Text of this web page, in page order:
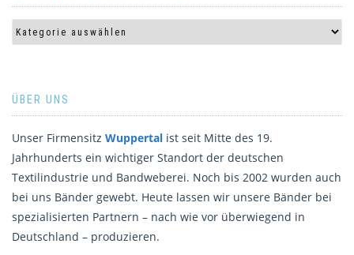
ÜBER UNS
Unser Firmensitz Wuppertal ist seit Mitte des 19.
Jahrhunderts ein wichtiger Standort der deutschen
Textilindustrie und Bandweberei. Noch bis 2002 wurden auch
bei uns Bänder gewebt. Heute lassen wir unsere Bänder bei
spezialisierten Partnern – nach wie vor überwiegend in
Deutschland – produzieren.